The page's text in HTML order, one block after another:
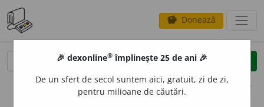
savings Donează
clear
opțiuni
🎉 dexonline® împlinește 25 de ani 🎉
De un sfert de secol suntem aici, gratuit, zi de zi,
pentru milioane de căutări.